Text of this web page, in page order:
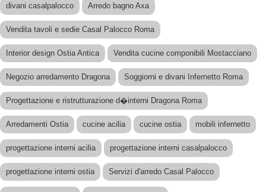
divani casalpalocco Arredo bagno Axa
Vendita tavoli e sedie Casal Palocco Roma
Interior design Ostia Antica Vendita cucine componibili Mostacciano
Negozio arredamento Dragona Soggiorni e divani Infernetto Roma
Progettazione e ristrutturazione d�interni Dragona Roma
Arredamenti Ostia cucine acilia cucine ostia mobili infernetto
progettazione interni acilia progettazione interni casalpalocco
progettazione interni ostia Servizi d'arredo Casal Palocco